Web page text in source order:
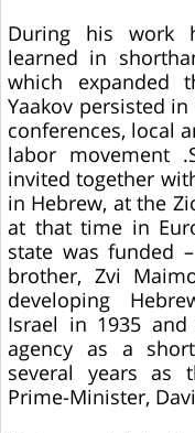
During his work
learned in
which
Yaakov persisted
conferences, local
labor movement
invited together
in Hebrew, at the
at that time in
state was funded
brother, Zvi
developing
Israel in 1935
agency as a
several years as
Prime-Minister,